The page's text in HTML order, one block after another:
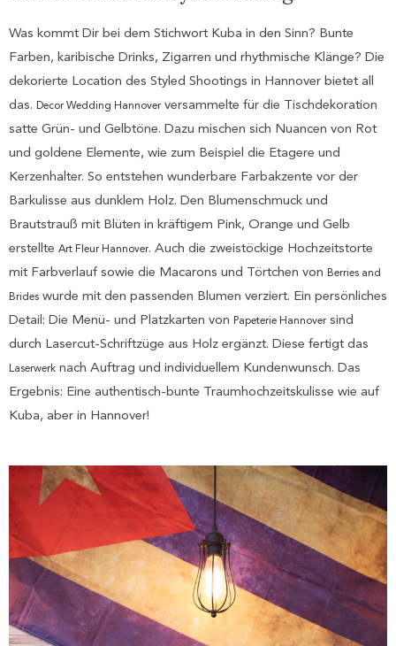
Was kommt Dir bei dem Stichwort Kuba in den Sinn? Bunte
Farben, karibische Drinks, Zigarren und rhythmische Klänge? Die
dekorierte Location des Styled Shootings in Hannover bietet all
das. Decor Wedding Hannover versammelte für die Tischdekoration
satte Grün- und Gelbtöne. Dazu mischen sich Nuancen von Rot
und goldene Elemente, wie zum Beispiel die Etagere und
Kerzenhalter. So entstehen wunderbare Farbakzente vor der
Barkulisse aus dunklem Holz. Den Blumenschmuck und
Brautstrauß mit Blüten in kräftigem Pink, Orange und Gelb
erstellte Art Fleur Hannover. Auch die zweistöckige Hochzeitstorte
mit Farbverlauf sowie die Macarons und Törtchen von Berries and
Brides wurde mit den passenden Blumen verziert. Ein persönliches
Detail: Die Menü- und Platzkarten von Papeterie Hannover sind
durch Lasercut-Schriftzüge aus Holz ergänzt. Diese fertigt das
Laserwerk nach Auftrag und individuellem Kundenwunsch. Das
Ergebnis: Eine authentisch-bunte Traumhochzeitskulisse wie auf
Kuba, aber in Hannover!